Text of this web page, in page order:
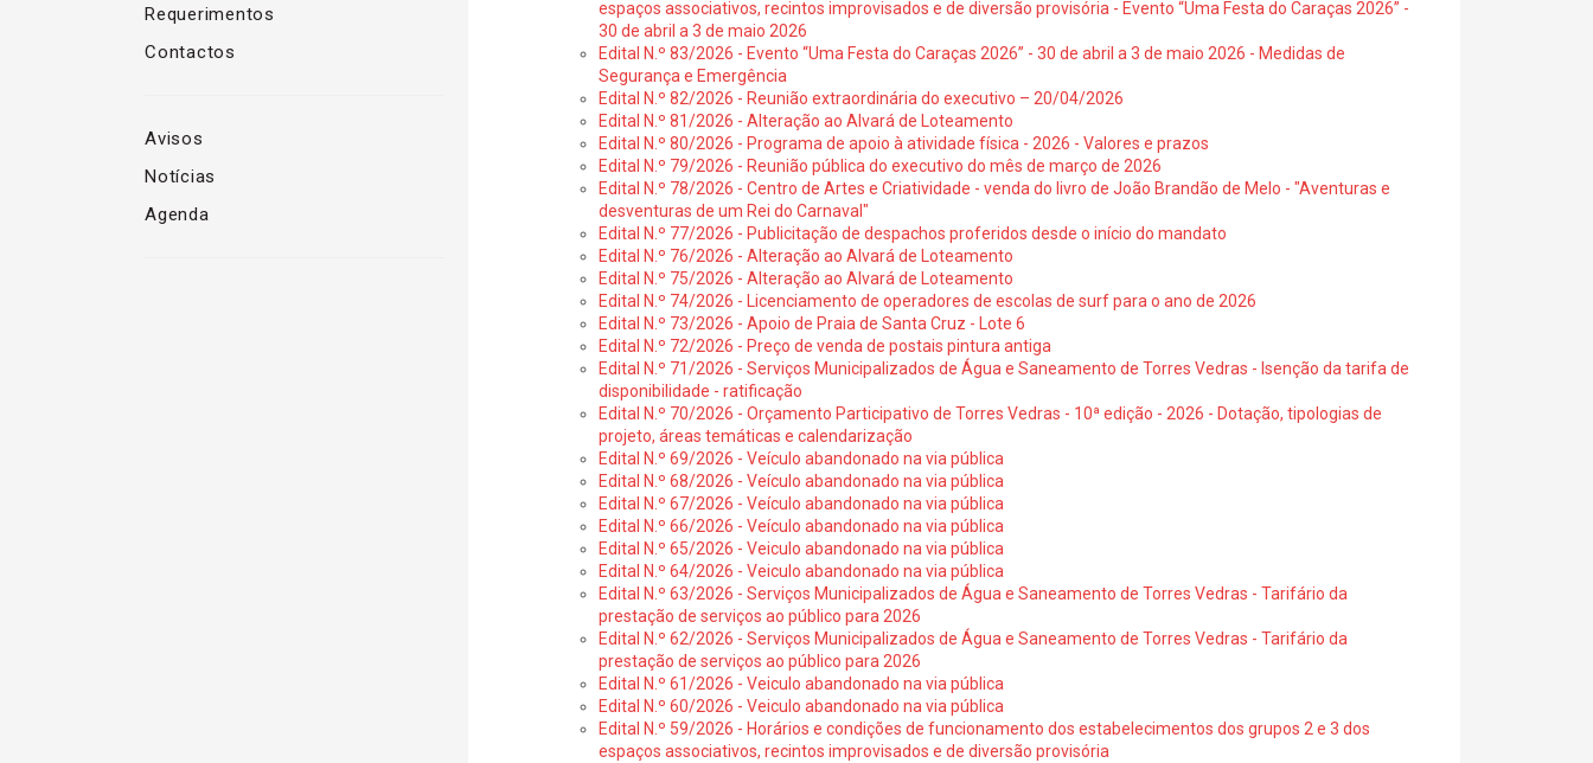
Requerimentos
Contactos
Avisos
Notícias
Agenda
espaços associativos, recintos improvisados e de diversão provisória - Evento “Uma Festa do Caraças 2026” -
30 de abril a 3 de maio 2026
Edital N.º 83/2026 - Evento “Uma Festa do Caraças 2026” - 30 de abril a 3 de maio 2026 - Medidas de
Segurança e Emergência
Edital N.º 82/2026 - Reunião extraordinária do executivo – 20/04/2026
Edital N.º 81/2026 - Alteração ao Alvará de Loteamento
Edital N.º 80/2026 - Programa de apoio à atividade física - 2026 - Valores e prazos
Edital N.º 79/2026 - Reunião pública do executivo do mês de março de 2026
Edital N.º 78/2026 - Centro de Artes e Criatividade - venda do livro de João Brandão de Melo - "Aventuras e
desventuras de um Rei do Carnaval"
Edital N.º 77/2026 - Publicitação de despachos proferidos desde o início do mandato
Edital N.º 76/2026 - Alteração ao Alvará de Loteamento
Edital N.º 75/2026 - Alteração ao Alvará de Loteamento
Edital N.º 74/2026 - Licenciamento de operadores de escolas de surf para o ano de 2026
Edital N.º 73/2026 - Apoio de Praia de Santa Cruz - Lote 6
Edital N.º 72/2026 - Preço de venda de postais pintura antiga
Edital N.º 71/2026 - Serviços Municipalizados de Água e Saneamento de Torres Vedras - Isenção da tarifa de
disponibilidade - ratificação
Edital N.º 70/2026 - Orçamento Participativo de Torres Vedras - 10ª edição - 2026 - Dotação, tipologias de
projeto, áreas temáticas e calendarização
Edital N.º 69/2026 - Veículo abandonado na via pública
Edital N.º 68/2026 - Veículo abandonado na via pública
Edital N.º 67/2026 - Veículo abandonado na via pública
Edital N.º 66/2026 - Veículo abandonado na via pública
Edital N.º 65/2026 - Veiculo abandonado na via pública
Edital N.º 64/2026 - Veiculo abandonado na via pública
Edital N.º 63/2026 - Serviços Municipalizados de Água e Saneamento de Torres Vedras - Tarifário da
prestação de serviços ao público para 2026
Edital N.º 62/2026 - Serviços Municipalizados de Água e Saneamento de Torres Vedras - Tarifário da
prestação de serviços ao público para 2026
Edital N.º 61/2026 - Veiculo abandonado na via pública
Edital N.º 60/2026 - Veiculo abandonado na via pública
Edital N.º 59/2026 - Horários e condições de funcionamento dos estabelecimentos dos grupos 2 e 3 dos
espaços associativos, recintos improvisados e de diversão provisória